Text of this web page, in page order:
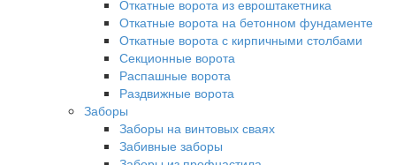
Откатные ворота из евроштакетника
Откатные ворота на бетонном фундаменте
Откатные ворота с кирпичными столбами
Секционные ворота
Распашные ворота
Раздвижные ворота
Заборы
Заборы на винтовых сваях
Забивные заборы